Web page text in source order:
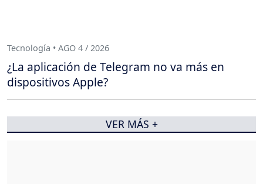
Tecnología • AGO 4 / 2026
¿La aplicación de Telegram no va más en
dispositivos Apple?
VER MÁS +